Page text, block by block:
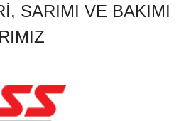
SARIMI VE BAKIMI